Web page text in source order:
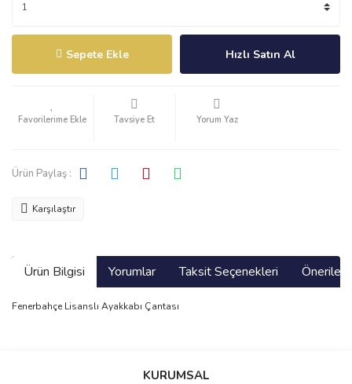
Sepete Ekle Hızlı Satın Al
Tavsiye Et Yorum Yaz
Ürün Paylaş :
Karşılaştır
Ürün Bilgisi Yorumlar Taksit Seçenekleri
Fenerbahçe Lisanslı Ayakkabı Çantası
Bu ürüne ilk yorumu siz yapın!
KURUMSAL